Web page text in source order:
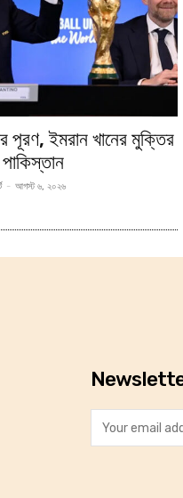
পূরণ, ইমরান খানের মুক্তির
- আগস্ট ৬, ২০২৬